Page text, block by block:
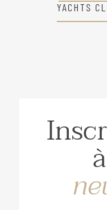
YACHTS
à